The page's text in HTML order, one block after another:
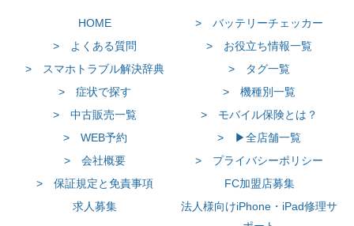
HOME
> バッテリーチェッカー
> よくある質問
> お役立ち情報一覧
> スマホトラブル解決辞典
> タグ一覧
> 症状で探す
> 機種別一覧
> 中古販売一覧
> モバイル保険とは？
> WEB予約
> ▶全店舗一覧
> 会社概要
> プライバシーポリシー
> 保証規定と免責事項
FC加盟店募集
求人募集
法人様向けiPhone・iPad修理サ